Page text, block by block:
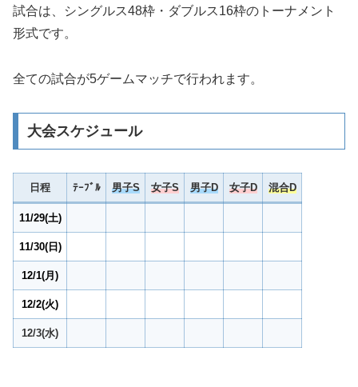
試合は、シングルス48枠・ダブルス16枠のトーナメント
形式です。
全ての試合が5ゲームマッチで行われます。
大会スケジュール
日程 ﾃｰﾌﾞﾙ 男子S 女子S 男子D 女子D 混合D
11/29(土)
11/30(日)
12/1(月)
12/2(火)
12/3(水)